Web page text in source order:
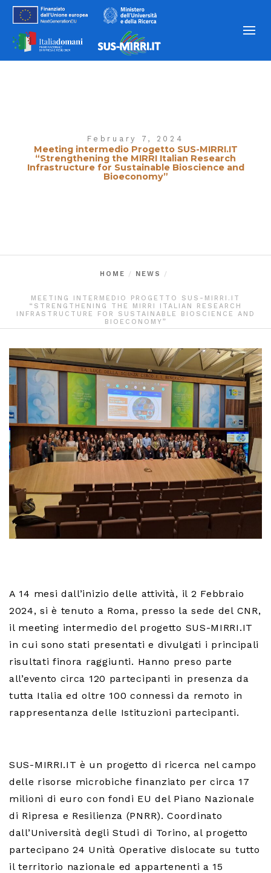
February 7, 2024
Meeting intermedio Progetto SUS-MIRRI.IT
“Strengthening the MIRRI Italian Research
Infrastructure for Sustainable Bioscience and
Bioeconomy”
HOME NEWS
MEETING INTERMEDIO PROGETTO SUS-MIRRI.IT
“STRENGTHENING THE MIRRI ITALIAN RESEARCH
INFRASTRUCTURE FOR SUSTAINABLE BIOSCIENCE AND
BIOECONOMY”
A 14 mesi dall’inizio delle attività, il 2 Febbraio
2024, si è tenuto a Roma, presso la sede del CNR,
il meeting intermedio del progetto SUS-MIRRI.IT
in cui sono stati presentati e divulgati i principali
risultati finora raggiunti. Hanno preso parte
all’evento circa 120 partecipanti in presenza da
tutta Italia ed oltre 100 connessi da remoto in
rappresentanza delle Istituzioni partecipanti.
SUS-MIRRI.IT è un progetto di ricerca nel campo
delle risorse microbiche finanziato per circa 17
milioni di euro con fondi EU del Piano Nazionale
di Ripresa e Resilienza (PNRR). Coordinato
dall’Università degli Studi di Torino, al progetto
partecipano 24 Unità Operative dislocate su tutto
il territorio nazionale ed appartenenti a 15